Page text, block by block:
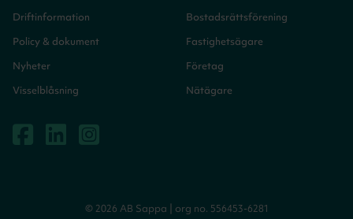
Driftinformation
Policy & dokument
Nyheter
Visselblåsning
Bostadsrättsförening
Fastighetsägare
Företag
Nätägare
© 2026 AB Sappa | org no. 556453-6281